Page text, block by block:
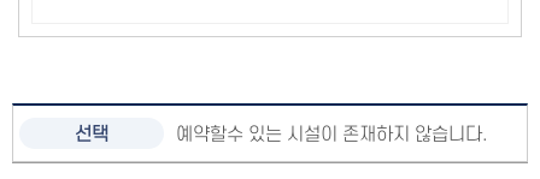
예약할수 있는 시설이 존재하지 않습니다.